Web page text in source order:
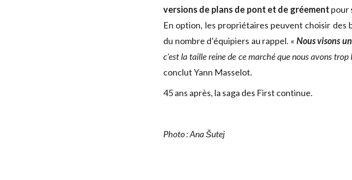
versions de plans de pont et de gréement pour
En option, les propriétaires peuvent choisir des
du nombre d’équipiers au rappel. « Nous visons
c’est la taille reine de ce marché que nous avons
conclut Yann Masselot.
45 ans après, la saga des First continue.
Photo : Ana Šutej